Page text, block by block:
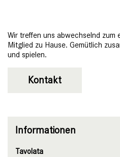
Wir treffen uns abwechselnd zum
Mitglied zu Hause. Gemütlich
und spielen.
Kontakt
Informationen
Tavolata